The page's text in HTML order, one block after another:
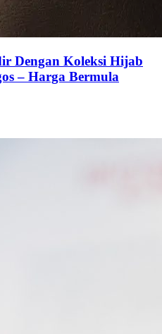
Dengan Koleksi Hijab
– Harga Bermula